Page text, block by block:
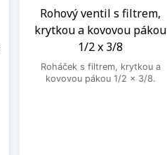
Rohový ventil s filtrem,
krytkou a kovovou pákou
1/2 x 3/8
Roháček s filtrem, krytkou a
kovovou pákou 1/2 x 3/8.